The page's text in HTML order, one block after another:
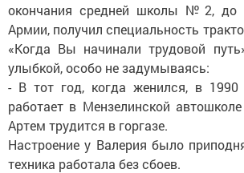
окончания средней школы №2, до
Армии, получил специальность
«Когда Вы начинали трудовой
улыбкой, особо не задумываясь:
- В тот год, когда женился, в
работает в Мензелинской
Артем трудится в горгазе.
Настроение у Валерия было
техника работала без сбоев.